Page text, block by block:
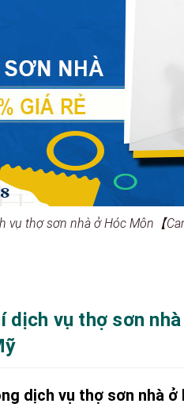
vụ thợ sơn nhà ở Hóc Môn【
dịch vụ thợ sơn
dịch vụ thợ sơn nhà